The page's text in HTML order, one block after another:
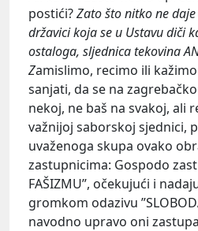
postići?Zato što nitko ne
državici koja se u Ustavu diči
ostaloga, sljednica tekovina
Zamislimo, recimo ili
sanjati, da se na
nekoj, ne baš na svakoj, ali
važnijoj saborskoj sjednici,
uvaženoga skupa ovako
zastupnicima: Gospodo
FAŠIZMU”, očekujući i
gromkom odazivu
navodno upravo oni